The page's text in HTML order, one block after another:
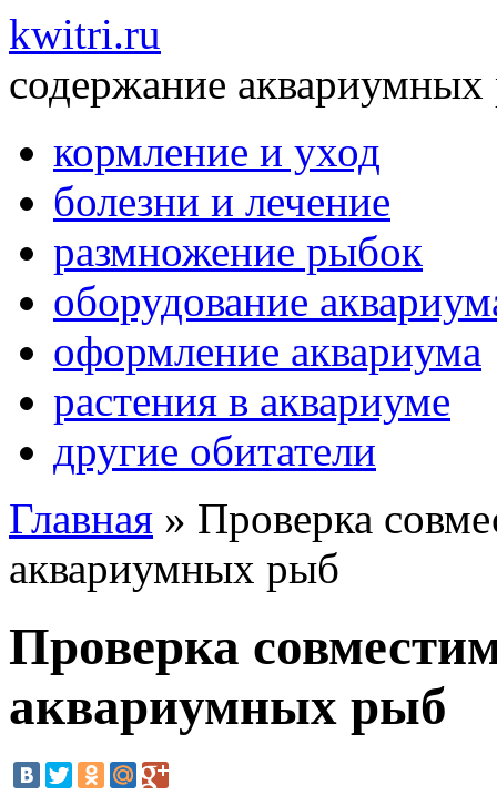
kwitri.ru
содержание
кормление и уход
болезни и лечение
размножение рыбок
оборудование
оформление аквариума
растения в аквариуме
другие обитатели
Главная » Проверка
аквариумных рыб
Проверка
аквариумных рыб